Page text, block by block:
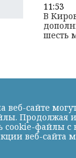
11:53
В
шесть
сайте
Продолжая
файлы с
веб-сайта